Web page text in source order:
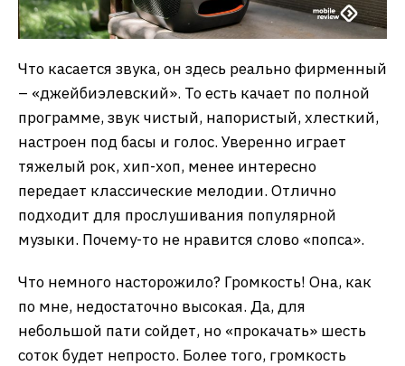
Что касается звука, он здесь реально фирменный
– «джейбиэлевский». То есть качает по полной
программе, звук чистый, напористый, хлесткий,
настроен под басы и голос. Уверенно играет
тяжелый рок, хип-хоп, менее интересно
передает классические мелодии. Отлично
подходит для прослушивания популярной
музыки. Почему-то не нравится слово «попса».
Что немного насторожило? Громкость! Она, как
по мне, недостаточно высокая. Да, для
небольшой пати сойдет, но «прокачать» шесть
соток будет непросто. Более того, громкость